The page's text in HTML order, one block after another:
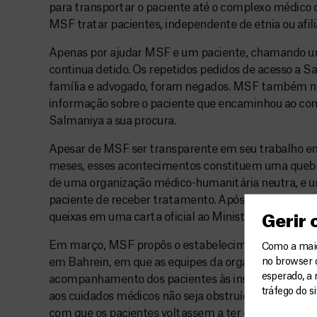
Gerir
Como a
no browser
esperado,
tráfego do
para transportar o paciente até o complexo médico
MSF tratar pacientes, independente de etnia ou
Apenas por ajudar MSF e um paciente, chamando
continua detido. Os repetidos pedidos de acesso a
família e advogado, foram negados. MSF também
informação sobre o paciente que encaminhou ao
Salmaniya a sua procura.
Apesar de MSF ser transparente em seu trabalho
meses, esses acontecimentos constituem uma
de uma organização médico-humanitária neutra, e
paciente de receber tratamento. Após os
queixas em uma carta oficial ao Ministério do
Em março, MSF propôs o estabelecimento de uma
em Bahrein, em que as equipes da organização
acompanhamento dos pacientes às instalações
aos cuidados médicos não seja obstruído ou
com que os pacientes voltassem a ter confiança nos